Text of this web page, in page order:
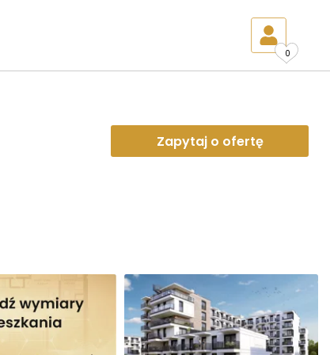
0
Zapytaj o ofertę